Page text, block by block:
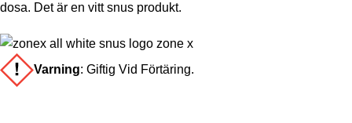
dosa. Det är en vitt snus produkt.
Varning: Giftig Vid Förtäring.